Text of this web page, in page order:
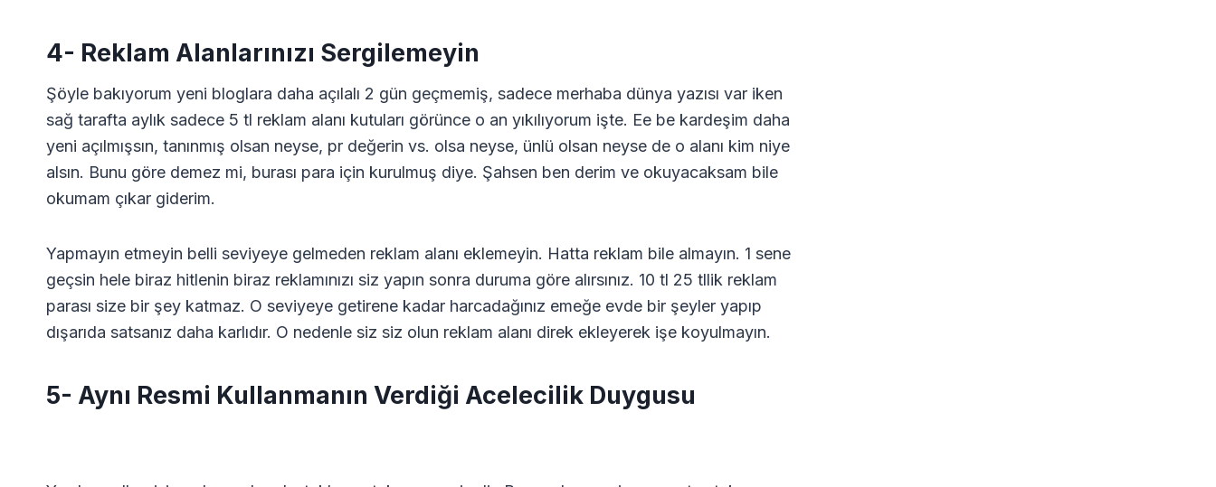
4- Reklam Alanlarınızı Sergilemeyin
Şöyle bakıyorum yeni bloglara daha açılalı 2 gün geçmemiş, sadece merhaba dünya yazısı var iken
sağ tarafta aylık sadece 5 tl reklam alanı kutuları görünce o an yıkılıyorum işte. Ee be kardeşim daha
yeni açılmışsın, tanınmış olsan neyse, pr değerin vs. olsa neyse, ünlü olsan neyse de o alanı kim niye
alsın. Bunu göre demez mi, burası para için kurulmuş diye. Şahsen ben derim ve okuyacaksam bile
okumam çıkar giderim.
Yapmayın etmeyin belli seviyeye gelmeden reklam alanı eklemeyin. Hatta reklam bile almayın. 1 sene
geçsin hele biraz hitlenin biraz reklamınızı siz yapın sonra duruma göre alırsınız. 10 tl 25 tllik reklam
parası size bir şey katmaz. O seviyeye getirene kadar harcadağınız emeğe evde bir şeyler yapıp
dışarıda satsanız daha karlıdır. O nedenle siz siz olun reklam alanı direk ekleyerek işe koyulmayın.
5- Aynı Resmi Kullanmanın Verdiği Acelecilik Duygusu